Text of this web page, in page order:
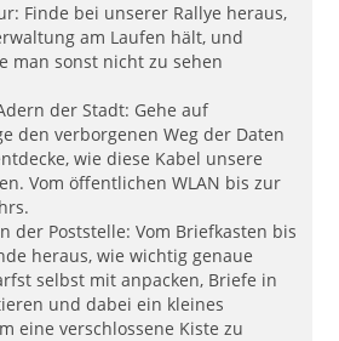
Finde bei unserer Rallye heraus,
am Laufen hält, und
man sonst nicht zu sehen
der Stadt: Gehe auf
den verborgenen Weg der Daten
wie diese Kabel unsere
Vom öffentlichen WLAN bis zur
der Poststelle: Vom Briefkasten bis
heraus, wie wichtig genaue
selbst mit anpacken, Briefe in
und dabei ein kleines
eine verschlossene Kiste zu